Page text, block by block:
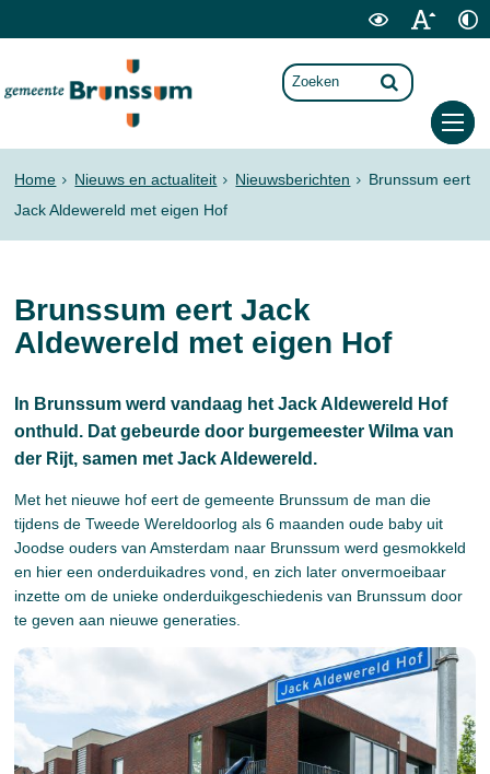
Home Nieuws en actualiteit Nieuwsberichten
Brunssum eert
Jack Aldewereld met eigen Hof
Brunssum eert Jack
Aldewereld met eigen Hof
In Brunssum werd vandaag het Jack Aldewereld Hof
onthuld. Dat gebeurde door burgemeester Wilma van
der Rijt, samen met Jack Aldewereld.
Met het nieuwe hof eert de gemeente Brunssum de man die
tijdens de Tweede Wereldoorlog als 6 maanden oude baby uit
Joodse ouders van Amsterdam naar Brunssum werd gesmokkeld
en hier een onderduikadres vond, en zich later onvermoeibaar
inzette om de unieke onderduikgeschiedenis van Brunssum door
te geven aan nieuwe generaties.